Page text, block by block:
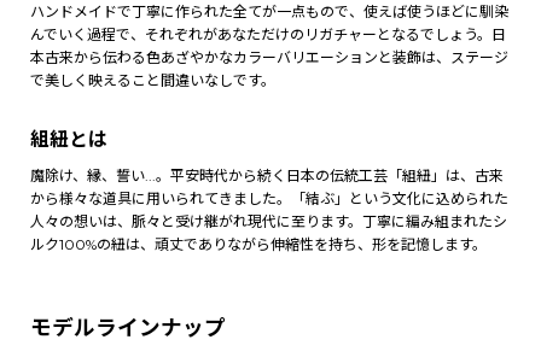
ハンドメイドで丁寧に作られた全てが一点もので、使えば使うほどに馴染
んでいく過程で、それぞれがあなただけのリガチャーとなるでしょう。日
本古来から伝わる色あざやかなカラーバリエーションと装飾は、ステージ
で美しく映えること間違いなしです。
組紐とは
魔除け、縁、誓い...。平安時代から続く日本の伝統工芸「組紐」は、古来
から様々な道具に用いられてきました。「結ぶ」という文化に込められた
人々の想いは、脈々と受け継がれ現代に至ります。丁寧に編み組まれたシ
ルク100%の紐は、頑丈でありながら伸縮性を持ち、形を記憶します。
モデルラインナップ